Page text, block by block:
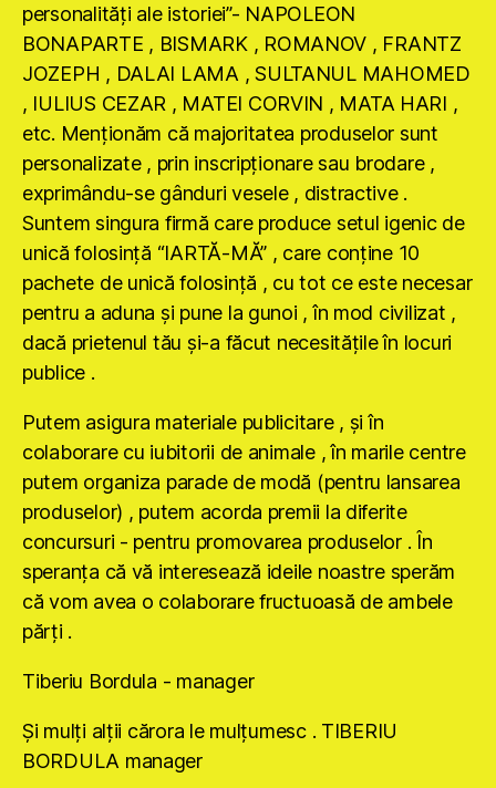
personalităţi ale istoriei”- NAPOLEON
BONAPARTE , BISMARK , ROMANOV , FRANTZ
JOZEPH , DALAI LAMA , SULTANUL MAHOMED
, IULIUS CEZAR , MATEI CORVIN , MATA HARI ,
etc. Menţionăm că majoritatea produselor sunt
personalizate , prin inscripţionare sau brodare ,
exprimându-se gânduri vesele , distractive .
Suntem singura firmă care produce setul igenic de
unică folosinţă “IARTĂ-MĂ” , care conţine 10
pachete de unică folosinţă , cu tot ce este necesar
pentru a aduna şi pune la gunoi , în mod civilizat ,
dacă prietenul tău şi-a făcut necesităţile în locuri
publice .
Putem asigura materiale publicitare , şi în
colaborare cu iubitorii de animale , în marile centre
putem organiza parade de modă (pentru lansarea
produselor) , putem acorda premii la diferite
concursuri - pentru promovarea produselor . În
speranţa că vă interesează ideile noastre sperăm
că vom avea o colaborare fructuoasă de ambele
părţi .
Tiberiu Bordula - manager
Şi mulţi alţii cărora le mulţumesc . TIBERIU
BORDULA manager